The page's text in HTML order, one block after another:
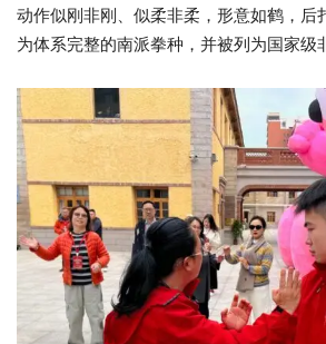
动作似刚非刚、似柔非柔，形意如鹤，后
为体系完整的南派拳种，并被列为国家级